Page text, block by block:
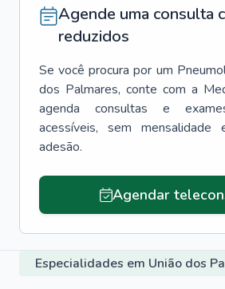
Agende uma consulta
reduzidos
Se você procura por um
dos Palmares, conte com a
agenda consultas e
acessíveis, sem
adesão.
Agendar
Especialidades em União dos